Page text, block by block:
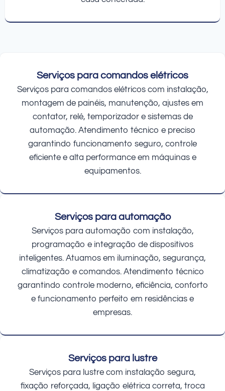
Serviços para comandos elétricos
Serviços para comandos elétricos com instalação,
montagem de painéis, manutenção, ajustes em
contator, relé, temporizador e sistemas de
automação. Atendimento técnico e preciso
garantindo funcionamento seguro, controle
eficiente e alta performance em máquinas e
equipamentos.
Serviços para automação
Serviços para automação com instalação,
programação e integração de dispositivos
inteligentes. Atuamos em iluminação, segurança,
climatização e comandos. Atendimento técnico
garantindo controle moderno, eficiência, conforto
e funcionamento perfeito em residências e
empresas.
Serviços para lustre
Serviços para lustre com instalação segura,
fixação reforçada, ligação elétrica correta, troca